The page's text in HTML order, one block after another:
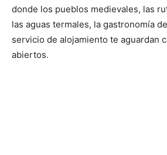
donde los pueblos medievales, las
las aguas termales, la gastronomía
servicio de alojamiento te aguardan
abiertos.